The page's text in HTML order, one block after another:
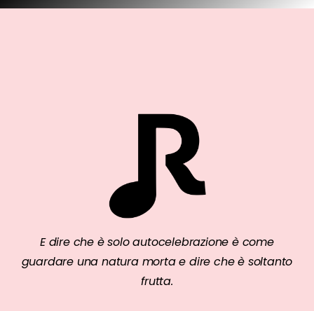
E dire che è solo autocelebrazione è come
guardare una natura morta e dire che è soltanto
frutta.